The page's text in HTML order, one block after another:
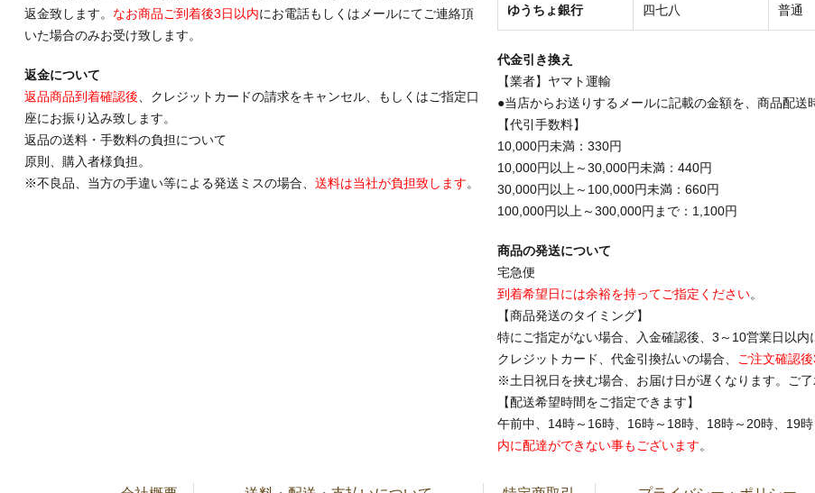
返金致します。 なお商品ご到着後3日以内にお電話もしくはメールにてご連絡頂
いた場合のみお受け致します。
返金について
返品商品到着確認後 、クレジットカードの請求をキャンセル、もしくはご指定口
座にお振り込み致します。
返品の送料・手数料の負担について
原則、購入者様負担。
※不良品、当方の手違い等による発送ミスの場合、送料は当社が負担致します。
ゆうちょ銀行 四七八 普通
代金引き換え
【業者】ヤマト運輸
●当店からお送りするメールに記載の金額を、商品配送
【代引手数料】
10,000円未満：330円
10,000円以上～30,000円未満：440円
30,000円以上～100,000円未満：660円
100,000円以上～300,000円まで：1,100円
商品の発送について
宅急便
到着希望日には余裕を持ってご指定ください。
【商品発送のタイミング】
特にご指定がない場合、入金確認後、3～10営業日以内
クレジットカード、代金引換払いの場合、
ご注文確認
※土日祝日を挟む場合、お届け日が遅くなります。ご了
【配送希望時間をご指定できます】
午前中、14時～16時、16時～18時、18時～20時、19
内に配達ができない事もございます。